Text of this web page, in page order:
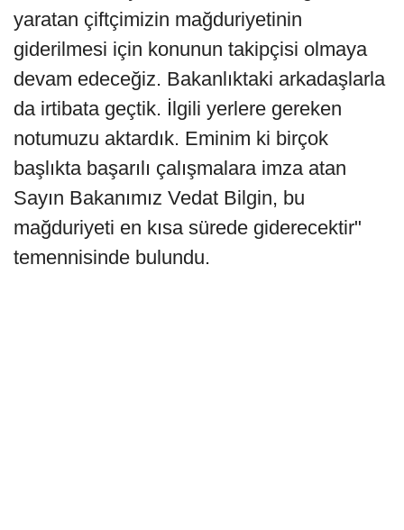
yaratan çiftçimizin mağduriyetinin
giderilmesi için konunun takipçisi olmaya
devam edeceğiz. Bakanlıktaki arkadaşlarla
da irtibata geçtik. İlgili yerlere gereken
notumuzu aktardık. Eminim ki birçok
başlıkta başarılı çalışmalara imza atan
Sayın Bakanımız Vedat Bilgin, bu
mağduriyeti en kısa sürede giderecektir"
temennisinde bulundu.